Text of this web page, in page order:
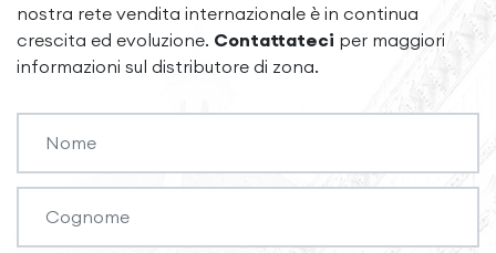
nostra rete vendita internazionale è in continua
crescita ed evoluzione. Contattateci per maggiori
informazioni sul distributore di zona.